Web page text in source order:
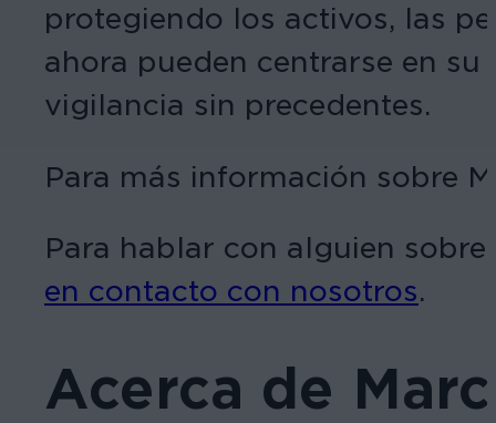
protegiendo los activos, las
ahora pueden centrarse en
vigilancia sin precedentes.
Para más información sobre
Para hablar con alguien
en contacto con nosotros.
Acerca de